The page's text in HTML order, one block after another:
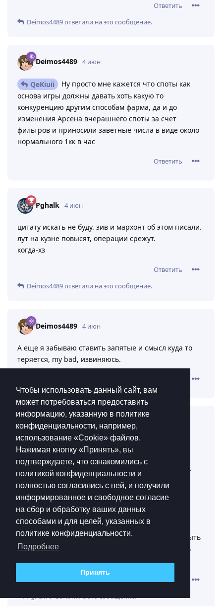
Чтобы использовать данный сайт, вам
может потребоваться предоставить
информацию, указанную в политике
конфиденциальности, например,
использование «Cookie»‎ файлов.
Нажимая кнопку «Принять», вы
подтверждаете, что ознакомились с
политикой конфиденциальности и
полностью согласились с ней, и получили
информированное и свободное согласие
на сбор и обработку ваших данных
способами и для целей, указанных в
политике конфиденциальности.
Подробнее
Принять
Ответить
Deimos4489ответили на это сообщение.
Deimos4489 4 июн
QeKiuii
Ну просто мне кажется что споты как
основа игры должны давать хоть какую то
конкуренцию другим способам фарма, да и до
изменения Арсена вчерашнего споты за счет
фильтров и приносили заветные числа в виде около
нормального 1кк в час
Ответить
Pghalk 4 июн
цитату искать не буду. зив и мархонт об этом писали.
лут на кузне повысят, операции срежут.
когда-хз
Ответить
Deimos4489ответили на это сообщение.
Deimos4489 4 июн
А еще я забываю ставить запятые и смысл куда то
теряется, my bad, извиняюсь.
Deimos4489 4 июн
Pghalk
Ну я и поднял вопрос что бы вместо
когда то стало желательно в ближайшее время,
только вряд ли это даст хоть какой то шанс на это.
Считайте выговорился просто, как к психологу
поплакать сходил.
А зачем резать операции я не знаю, там думать
головой надо что бы фарм был эффективным а не
300к за 40-50 минут.
Так что мое мнение что разрабам надо нахуй забыть
слово “резать” или “урезать” и наконец вспомнить
Pghalkответили на это сообщение.